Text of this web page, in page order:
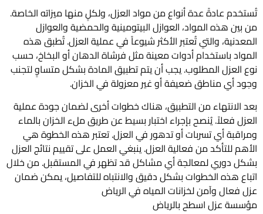
تُستخدم عادةً عدة أنواع من مواد العزل، ولكلٍ منها ميزاته الخاصة.
من بين هذه المواد، العوازل البيتومينية والحمضية والعوازل
المعدنية، والتي تُعتبر الأكثر شيوعاً في عملية العزل. تُطبق هذه
المواد باستخدام أدوات معينة مثل فرشاة الدهان أو البخاخ، حسب
نوع العزل المطلوب. يجب أن يتم تطبيق المادة بشكل متساوٍ لتجنب
وجود أي مناطق ضعيفة أو غير معزولة في الخزان.
بعد الانتهاء من التطبيق، هناك خطوات أخرى لضمان جودة عملية
العزل فعلاً. يُنصح بإجراء اختبار بسيط عن طريق ملء الخزان بالماء
ومراقبة أي تسربات أو تدهور في العزل. تعتبر هذه الخطوة هي
الأهم للتأكد من فعالية العزل. ينبغي العمل على تقييم نتائج العزل
بشكل دوري لمعالجة أي مشاكل قد تظهر في المستقبل. من خلال
اتباع هذه الخطوات بشكل دقيق والانتباه للتفاصيل، يمكن ضمان
عزل فعال وآمن لخزانات المياه في الرياض
مؤسسة عزل اسطح بالرياض